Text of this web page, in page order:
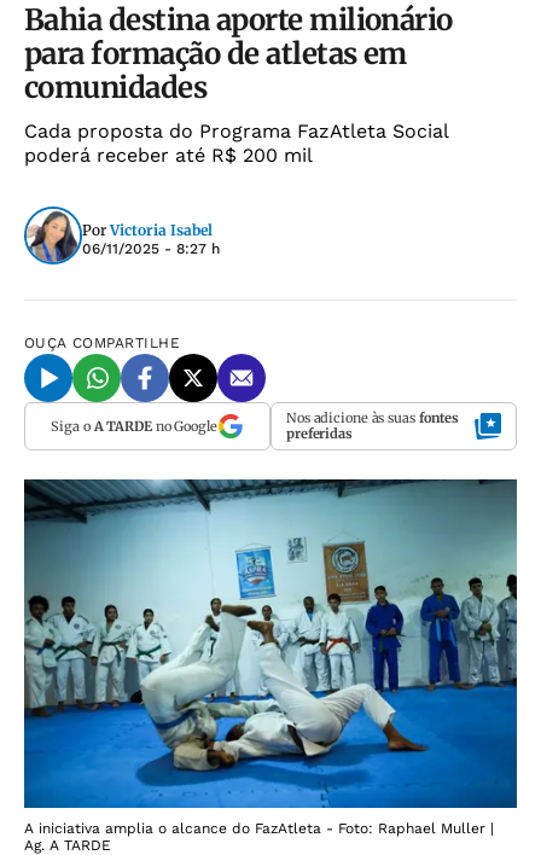
Bahia destina aporte milionário
para formação de atletas em
comunidades
Cada proposta do Programa FazAtleta Social
poderá receber até R$ 200 mil
Por Victoria Isabel
06/11/2025 - 8:27 h
OUÇA COMPARTILHE
Siga o A TARDEno Google Nos adicione às suas fontes
preferidas
A iniciativa amplia o alcance do FazAtleta - Foto: Raphael Muller |
Ag. A TARDE